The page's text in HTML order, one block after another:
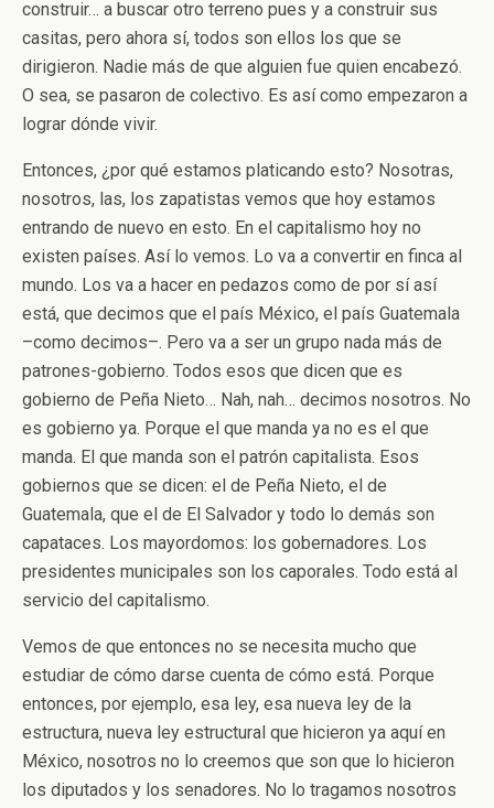
construir… a buscar otro terreno pues y a construir sus
casitas, pero ahora sí, todos son ellos los que se
dirigieron. Nadie más de que alguien fue quien encabezó.
O sea, se pasaron de colectivo. Es así como empezaron a
lograr dónde vivir.
Entonces, ¿por qué estamos platicando esto? Nosotras,
nosotros, las, los zapatistas vemos que hoy estamos
entrando de nuevo en esto. En el capitalismo hoy no
existen países. Así lo vemos. Lo va a convertir en finca al
mundo. Los va a hacer en pedazos como de por sí así
está, que decimos que el país México, el país Guatemala
–como decimos–. Pero va a ser un grupo nada más de
patrones-gobierno. Todos esos que dicen que es
gobierno de Peña Nieto… Nah, nah… decimos nosotros. No
es gobierno ya. Porque el que manda ya no es el que
manda. El que manda son el patrón capitalista. Esos
gobiernos que se dicen: el de Peña Nieto, el de
Guatemala, que el de El Salvador y todo lo demás son
capataces. Los mayordomos: los gobernadores. Los
presidentes municipales son los caporales. Todo está al
servicio del capitalismo.
Vemos de que entonces no se necesita mucho que
estudiar de cómo darse cuenta de cómo está. Porque
entonces, por ejemplo, esa ley, esa nueva ley de la
estructura, nueva ley estructural que hicieron ya aquí en
México, nosotros no lo creemos que son que lo hicieron
los diputados y los senadores. No lo tragamos nosotros